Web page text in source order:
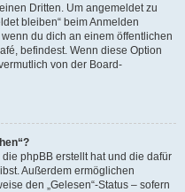
Dritten. Um angemeldet zu
bleiben“ beim Anmelden
du dich an einem öffentlichen
befindest. Wenn diese Option
von der Board-
phpBB erstellt hat und die dafür
Außerdem ermöglichen
den „Gelesen“-Status – sofern